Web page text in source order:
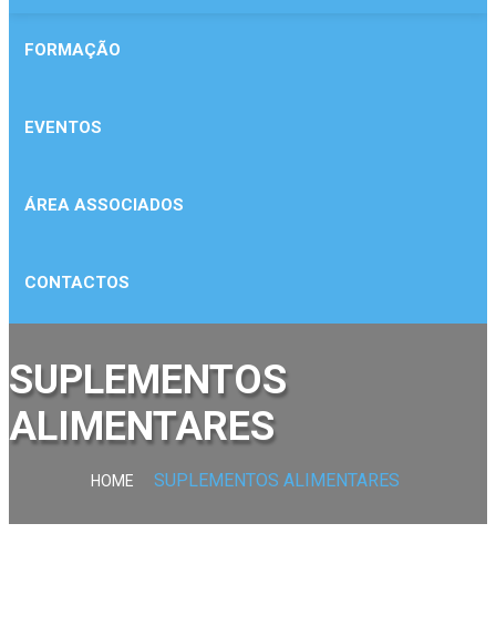
FORMAÇÃO
EVENTOS
ÁREA ASSOCIADOS
CONTACTOS
SUPLEMENTOS
ALIMENTARES
HOME SUPLEMENTOS ALIMENTARES